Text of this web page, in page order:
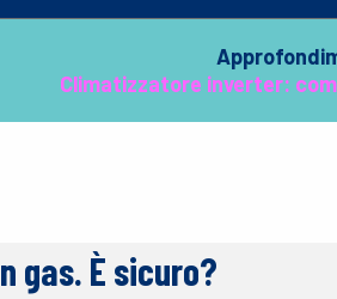
Climatizzatore inverter:
gas. È sicuro?